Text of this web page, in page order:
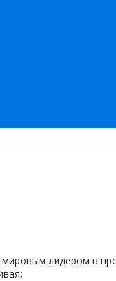
мировым лидером в